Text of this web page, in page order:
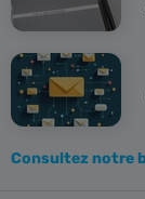
Consultez notre